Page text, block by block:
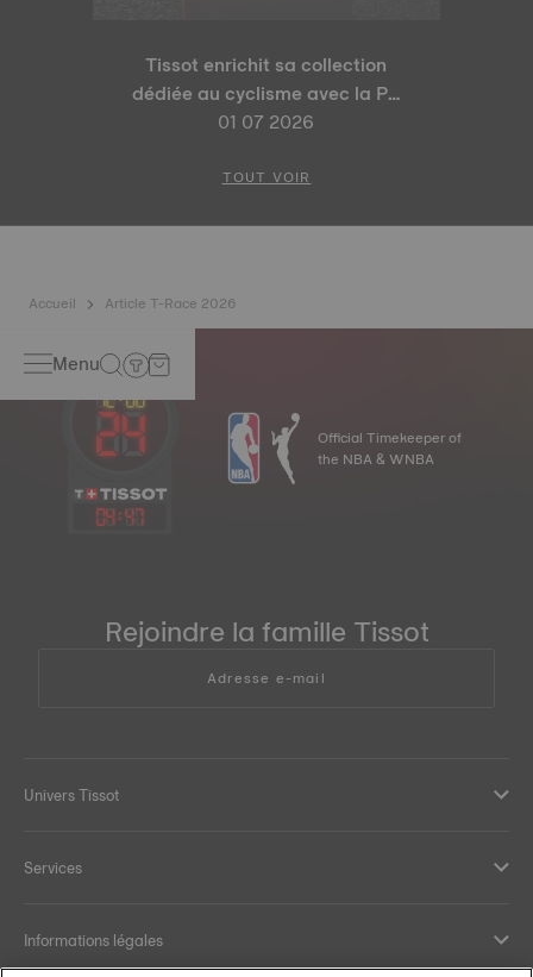
Tissot enrichit sa collection
dédiée au cyclisme avec la PR
100 Tour de France 2026 Édition
Cyclisme
01 07 2026
TOUT VOIR
Accueil Article T-Race 2026
Menu
04:47
Official Timekeeper of
the NBA & WNBA
Rejoindre la famille Tissot
Adresse e-mail
Univers Tissot
Services
Informations légales